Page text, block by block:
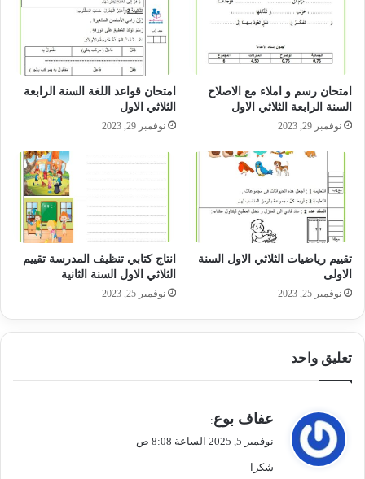
امتحان رسم و املاء مع الاصلاح
السنة الرابعة الثلاثي الاول
نوفمبر 29, 2023
امتحان قواعد اللغة السنة الرابعة
الثلاثي الاول
نوفمبر 29, 2023
تقييم رياضيات الثلاثي الاول السنة
الاولى
نوفمبر 25, 2023
انتاج كتابي تنظيف المدرسة تقييم
الثلاثي الاول السنة الثانية
نوفمبر 25, 2023
تعليق واحد
ي
ل
عفاف بوع:
نوفمبر 5, 2025 الساعة 8:08 ص
شكرا